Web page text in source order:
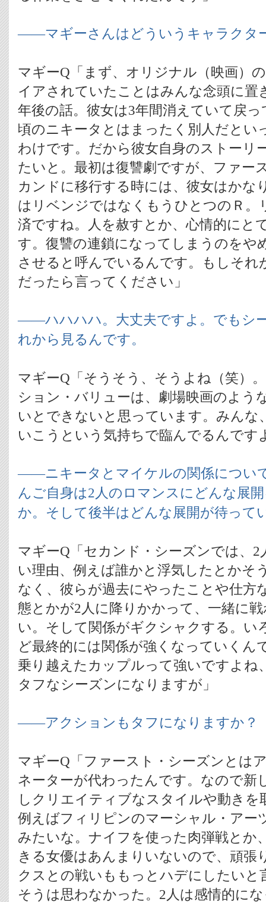
――マギーさんはどういうキャラクタ
マギーQ「まず、オリジナル（映画）
イアされていたことはみんな念頭に置
年後の話。彼女は3年間消えていて戻
頃のニキータとはまったく別人だとい
わけです。だから彼女自身のストーリ
たいと。最初は復讐劇ですが、ファー
カンドに移行する時には、彼女はかな
はリベンジではなくもうひとつのＲ。
済ですね。人を赦すとか、心情的にと
す。復讐の連鎖になってしまうのをや
させると呼んでいるんです。もしそれ
だったら言ってください」
――ハハハハ。大丈夫ですよ。でもシ
れから見るんです。
マギーQ「そうそう、そうよね（笑）
ション・バリューは、劇場映画のよう
いとできないと思っています。みんな
いこうという気持ちで臨んでるんです
――ニキータとマイケルの関係につい
んご自身は2人のロマンスにどんな展
か。そして後半はどんな展開が待って
マギーQ「セカンド・シーズンでは、2
い理由、例えば誰かと浮気したとかそ
なく、彼らが過去にやったことや仕方
態とかが2人に降りかかって、一緒に
い。そして関係がギクシャクする。い
ど最終的には関係が強くなっていくん
乗り越えたカップルって強いですよね
タフなシーズンになりますが」
――アクションもタフになりますか？
マギーQ「ファースト・シーズンとは
ネーターが代わったんです。なので新
しクリエイティブなスタイルや動きを
例えばフィリピンのマーシャル・アー
みたいな。ナイフを使った肉弾戦とか
きる女優はあんまりいないので、頑張
クスとの戦いももっとハデにしたいと
そうは思わなかった。2人は感情的に